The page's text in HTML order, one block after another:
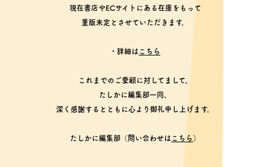
現在書店やECサイトにある在庫をもって
重版未定とさせていただきます。
・詳細は こちら
これまでのご愛顧に対してまして、
たしかに編集部一同、
深く感謝するとともに心より御礼申し上げます。
たしかに編集部（問い合わせは こちら ）